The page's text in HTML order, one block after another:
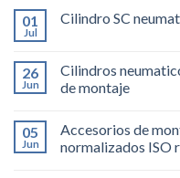
01
Jul
Cilindro SC
26
Jun
Cilindros
de montaje
05
Jun
Accesorios de
normalizados ISO